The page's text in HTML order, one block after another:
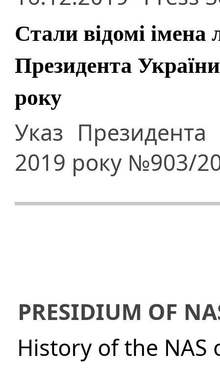
Стали відомі імена
Президента
року
Указ Президента
2019 року №903/
PRESIDIUM OF
History of the NAS